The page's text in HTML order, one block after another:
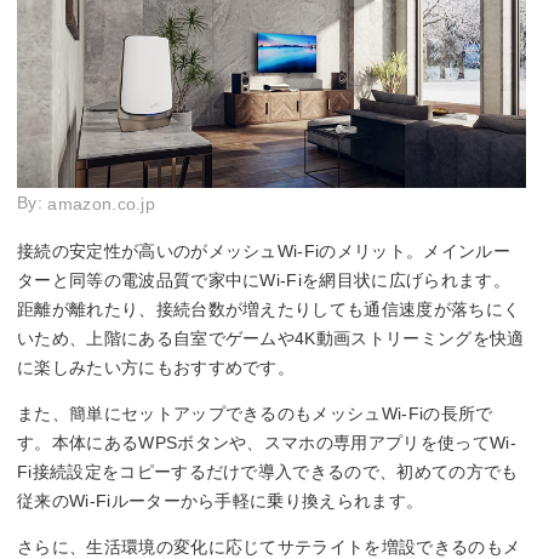
By:amazon.co.jp
接続の安定性が高いのがメッシュWi-Fiのメリット。メインルー
ターと同等の電波品質で家中にWi-Fiを網目状に広げられます。
距離が離れたり、接続台数が増えたりしても通信速度が落ちにく
いため、上階にある自室でゲームや4K動画ストリーミングを快適
に楽しみたい方にもおすすめです。
また、簡単にセットアップできるのもメッシュWi-Fiの長所で
す。本体にあるWPSボタンや、スマホの専用アプリを使ってWi-
Fi接続設定をコピーするだけで導入できるので、初めての方でも
従来のWi-Fiルーターから手軽に乗り換えられます。
さらに、生活環境の変化に応じてサテライトを増設できるのもメ